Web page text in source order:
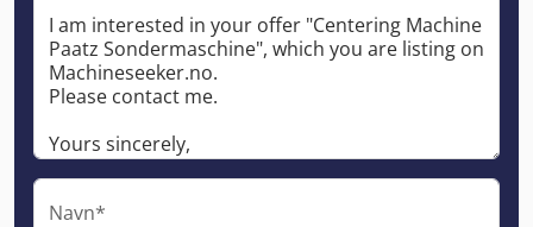
Navn*